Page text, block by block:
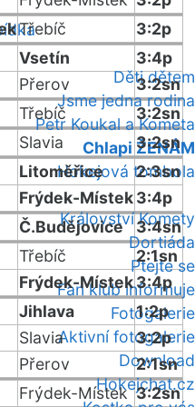
Děti dětem
Jsme jedna rodina
Petr Koukal a Kometa
Chlapi ŽENÁM
Hokejová tombola
Království Komety
Dortiáda
Ptejte se
Fan klub informuje
Fotogalerie
Aktivní fotogalerie
Download
Hokejchat.cz
Třebíč
3:2p
Vsetín
3:4p
Přerov
3:2sn
Třebíč
3:2sn
Slavia
3:2sn
Litoměřice
2:3sn
Frýdek-Místek3:4p
Č.Budějovice
3:4sn
Třebíč
2:1sn
Frýdek-Místek3:4p
Jihlava
1:2p
Slavia
3:2p
Přerov
2:1sn
Frýdek-Místek 3:2sn